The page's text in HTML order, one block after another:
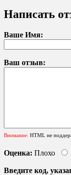
Написать
Ваше Имя:
Ваш отзыв:
Внимание: HTML не
Оценка: Плохо
Введите код,